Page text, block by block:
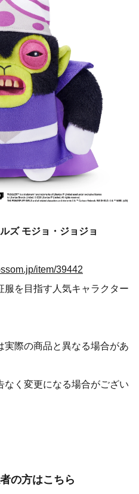
ズ モジョ・ジョジョ
item/39442
服を目指す人気キャラクター
際の商品と異なる場合があ
く変更になる場合がござい
の方はこちら